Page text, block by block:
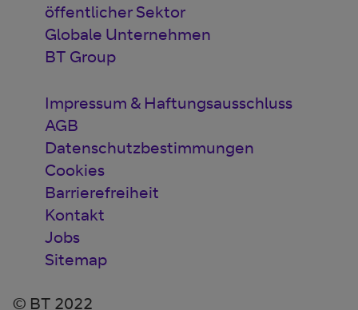
öffentlicher Sektor
Globale Unternehmen
BT Group
Impressum & Haftungsausschluss
AGB
Datenschutzbestimmungen
Cookies
Barrierefreiheit
Kontakt
Jobs
Sitemap
© BT 2022